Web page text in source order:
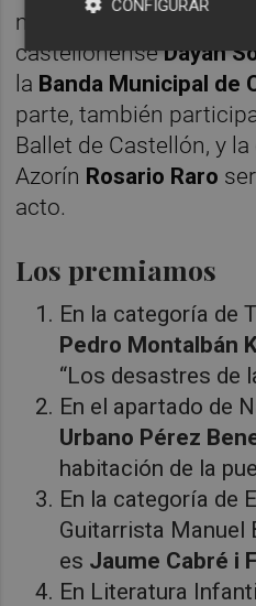
musical estará
castellonenseDayan
la Banda Municipal de
parte, también
Ballet de Castellón, y
Azorín Rosario Raro
acto.
Los premiamos
En la categoría de
Pedro Montalbán
“Los desastres de
En el apartado de
Urbano Pérez
habitación de la
En la categoría de
Guitarrista Manuel
es Jaume Cabré i
En Literatura
CONFIGURAR